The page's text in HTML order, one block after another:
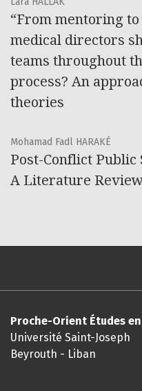
“From mentoring
medical directors
teams throughout
process? An
theories
Mohamad Fadl HARAKÉ
Post-Conflict Public
A Literature
Proche-Orient Études
Université Saint-Joseph
Beyrouth - Liban